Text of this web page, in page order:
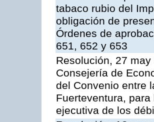
tabaco rubio del
obligación de
Órdenes de
651, 652 y 653
Resolución, 27
Consejería de
del Convenio entre
Fuerteventura,
ejecutiva de los